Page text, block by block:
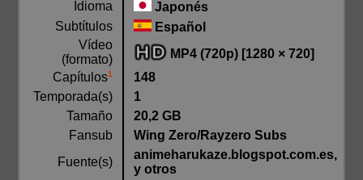
Idioma
Japonés
Subtítulos
Español
Vídeo
(formato)
MP4 (720p) [1280 × 720]
Capítulos1
148
Temporada(s)
1
Tamaño
20,2 GB
Fansub
Wing Zero/Rayzero Subs
Fuente(s)
animeharukaze.blogspot.com.es,
y otros